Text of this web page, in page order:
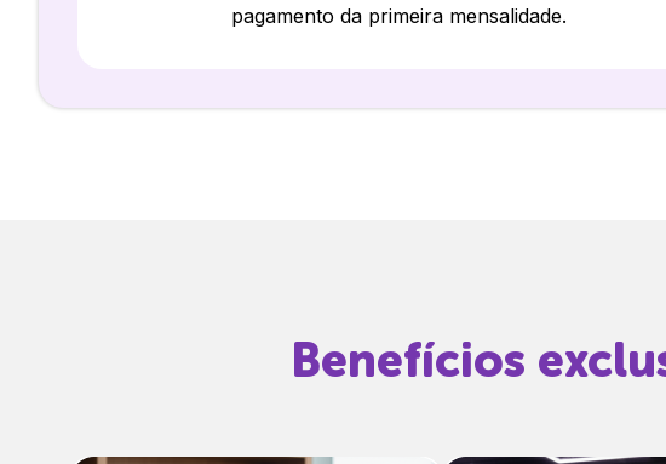
pagamento da primeira mensalidade.
Benefícios